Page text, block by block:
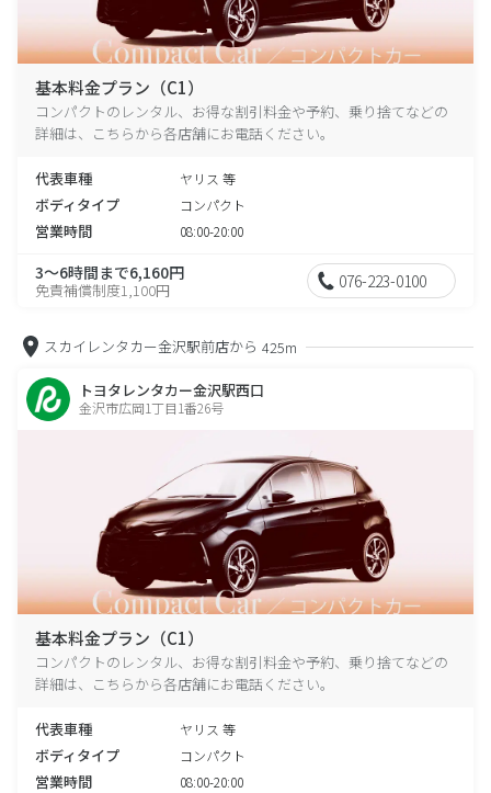
基本料金プラン（C1）
コンパクトのレンタル、お得な割引料金や予約、乗り捨てなどの
詳細は、こちらから各店舗にお電話ください。
代表車種 ヤリス 等
ボディタイプ コンパクト
営業時間 08:00-20:00
3～6時間まで6,160円
免責補償制度1,100円 076-223-0100
スカイレンタカー金沢駅前店から 425m
トヨタレンタカー金沢駅西口
金沢市広岡1丁目1番26号
基本料金プラン（C1）
コンパクトのレンタル、お得な割引料金や予約、乗り捨てなどの
詳細は、こちらから各店舗にお電話ください。
代表車種 ヤリス 等
ボディタイプ コンパクト
営業時間 08:00-20:00